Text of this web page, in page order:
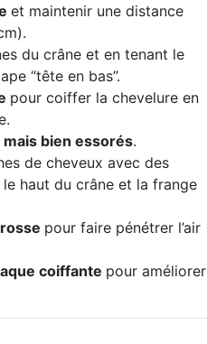
et maintenir une distance
du crâne et en tenant le
“tête en bas”.
pour coiffer la chevelure en
bien essorés.
de cheveux avec des
le haut du crâne et la frange
pour faire pénétrer l’air
coiffante pour améliorer